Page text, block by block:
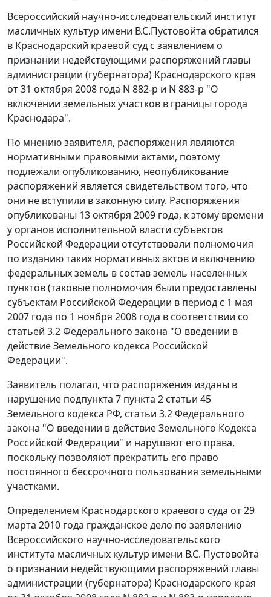
Всероссийский научно-исследовательский институт
масличных культур имени В.С.Пустовойта обратился
в Краснодарский краевой суд с заявлением о
признании недействующими распоряжений главы
администрации (губернатора) Краснодарского края
от 31 октября 2008 года N 882-р и N 883-р "О
включении земельных участков в границы города
Краснодара".
По мнению заявителя, распоряжения являются
нормативными правовыми актами, поэтому
подлежали опубликованию, неопубликование
распоряжений является свидетельством того, что
они не вступили в законную силу. Распоряжения
опубликованы 13 октября 2009 года, к этому времени
у органов исполнительной власти субъектов
Российской Федерации отсутствовали полномочия
по изданию таких нормативных актов и включению
федеральных земель в состав земель населенных
пунктов (таковые полномочия были предоставлены
субъектам Российской Федерации в период с 1 мая
2007 года по 1 ноября 2008 года в соответствии со
статьей 3.2Федерального закона "О введении в
действие Земельного кодекса Российской
Федерации".
Заявитель полагал, что распоряжения изданы в
нарушение подпункта 7 пункта 2 статьи 45
Земельного кодекса РФ, статьи 3.2Федерального
закона "О введении в действие Земельного Кодекса
Российской Федерации" и нарушают его права,
поскольку позволяют прекратить его право
постоянного бессрочного пользования земельными
участками.
Определением Краснодарского краевого суда от 29
марта 2010 года гражданское дело по заявлению
Всероссийского научно-исследовательского
института масличных культур имени В.С. Пустовойта
о признании недействующими распоряжений главы
администрации (губернатора) Краснодарского края